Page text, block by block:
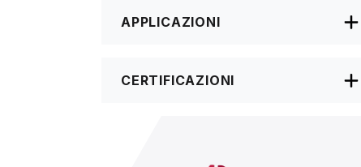
APPLICAZIONI
CERTIFICAZIONI